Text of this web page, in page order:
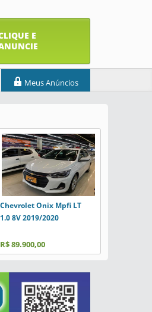
E
Meus Anúncios
Chevrolet Onix Mpfi LT
1.0 8V 2019/2020
R$ 89.900,00